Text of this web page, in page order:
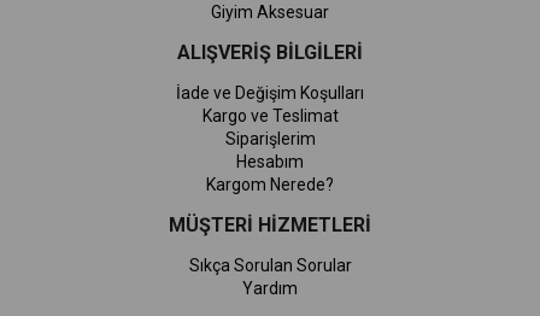
Giyim Aksesuar
ALIŞVERİŞ BİLGİLERİ
İade ve Değişim Koşulları
Kargo ve Teslimat
Siparişlerim
Hesabım
Kargom Nerede?
MÜŞTERİ HİZMETLERİ
Sıkça Sorulan Sorular
Yardım